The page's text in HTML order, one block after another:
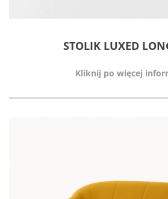
STOLIK LUXED
Kliknij po więcej